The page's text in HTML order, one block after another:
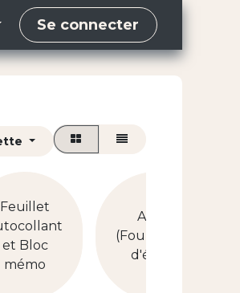
Se connecter
Feuillet
et Bloc
mémo
Autre
(Fournitures
d'école)